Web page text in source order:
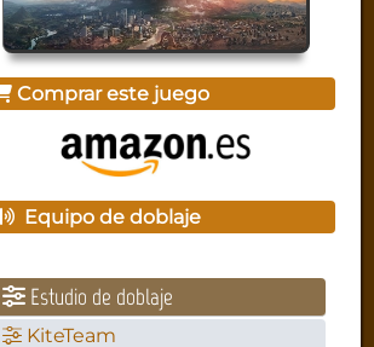
Comprar este juego
Equipo de doblaje
Estudio de doblaje
KiteTeam